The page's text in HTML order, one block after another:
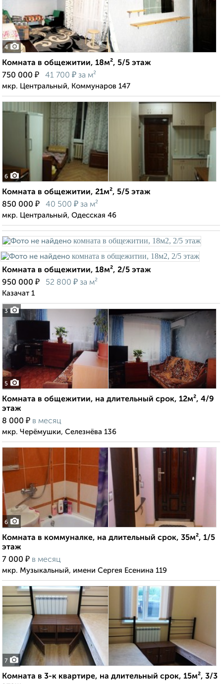
4
Комната в общежитии, 18м², 5/5 этаж
750 000 ₽ 41 700 ₽ за м²
мкр. Центральный, Коммунаров 147
6
Комната в общежитии, 21м², 5/5 этаж
850 000 ₽ 40 500 ₽ за м²
мкр. Центральный, Одесская 46
3
Комната в общежитии, 18м², 2/5 этаж
950 000 ₽ 52 800 ₽ за м²
Казачат 1
5
Комната в общежитии, на длительный срок, 12м², 4/9
этаж
8 000 ₽ в месяц
мкр. Черёмушки, Селезнёва 136
6
Комната в коммуналке, на длительный срок, 35м², 1/5
этаж
7 000 ₽ в месяц
мкр. Музыкальный, имени Сергея Есенина 119
7
Комната в 3-к квартире, на длительный срок, 15м², 3/3